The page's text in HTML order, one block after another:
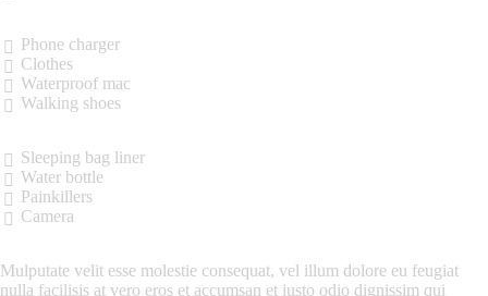
Phone charger
Clothes
Waterproof mac
Walking shoes
Sleeping bag liner
Water bottle
Painkillers
Camera
Мulputate velit esse molestie consequat, vel illum dolore eu feugiat
nulla facilisis at vero eros et accumsan et iusto odio dignissim qui